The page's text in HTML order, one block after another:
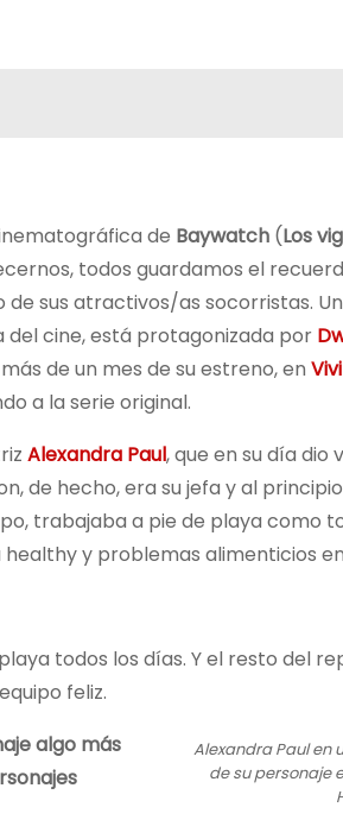
de Baywatch (Los
todos guardamos el
sus atractivos/as socorristas.
del cine, está protagonizada por
de un mes de su estreno, en
a la serie original.
Alexandra Paul, que en su día dio
de hecho, era su jefa y al
trabajaba a pie de playa como
healthy y problemas alimenticios
todos los días. Y el resto del
feliz.
Alexandra Paul en
de su personaje
algo más